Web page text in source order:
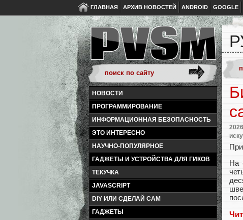
ГЛАВНАЯ АРХИВ НОВОСТЕЙ ANDROID GOOGLE
НОВОСТИ
ПРОГРАММИРОВАНИЕ
ИНФОРМАЦИОННАЯ БЕЗОПАСНОСТЬ
ЭТО ИНТЕРЕСНО
НАУЧНО-ПОПУЛЯРНОЕ
ГАДЖЕТЫ И УСТРОЙСТВА ДЛЯ ГИКОВ
ТЕКУЧКА
JAVASCRIPT
DIY ИЛИ СДЕЛАЙ САМ
ГАДЖЕТЫ
На